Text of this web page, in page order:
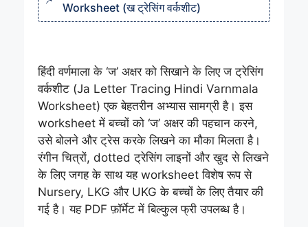
Worksheet (ख ट्रेसिंग वर्कशीट)
हिंदी वर्णमाला के ‘ज’ अक्षर को सिखाने के लिए ज ट्रेसिंग
वर्कशीट (Ja Letter Tracing Hindi Varnmala
Worksheet) एक बेहतरीन अभ्यास सामग्री है। इस
worksheet में बच्चों को ‘ज’ अक्षर की पहचान करने,
उसे बोलने और ट्रेस करके लिखने का मौका मिलता है।
रंगीन चित्रों, dotted ट्रेसिंग लाइनों और खुद से लिखने
के लिए जगह के साथ यह worksheet विशेष रूप से
Nursery, LKG और UKG के बच्चों के लिए तैयार की
गई है। यह PDF फ़ॉर्मेट में बिल्कुल फ्री उपलब्ध है।